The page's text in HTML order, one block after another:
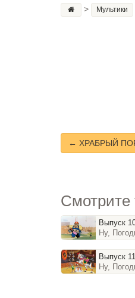
> Мультики
← ХРАБРЫЙ
Смотрите
Выпуск
Ну,
Выпуск
Ну,